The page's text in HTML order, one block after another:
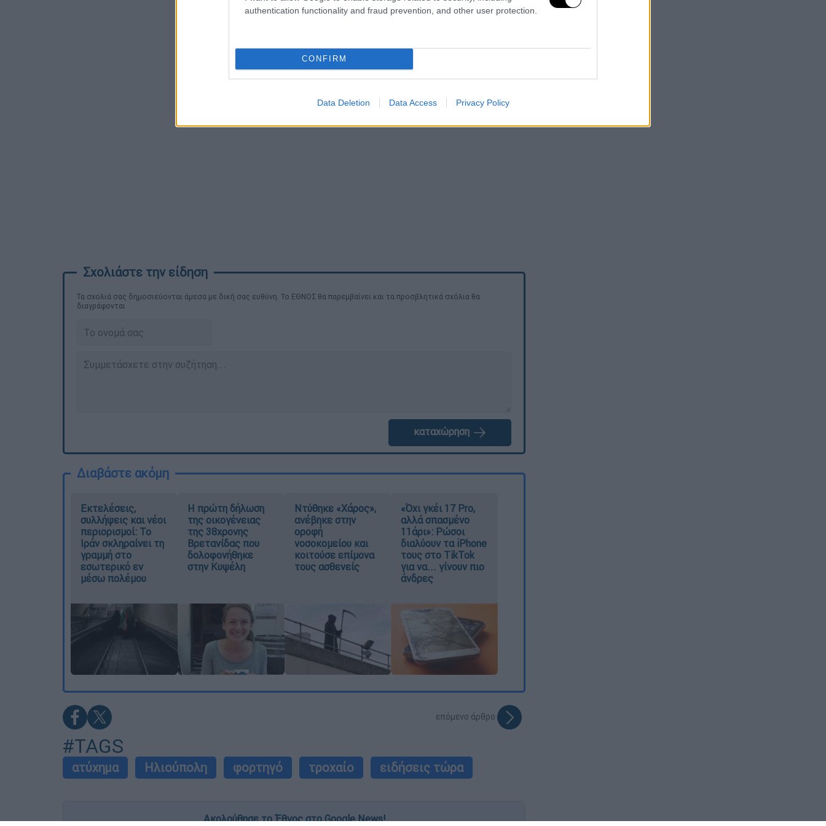
authentication functionality and fraud prevention, and other user protection.
CONFIRM
Data Deletion Data Access Privacy Policy
Τα σχολιά σας δημοσιεύονται άμεσα με δική σας ευθύνη. Το ΕΘΝΟΣ θα παρεμβαίνει και τα προσβλητικά σχόλια θα
διαγράφονται
καταχώρηση
Διαβάστε ακόμη
Εκτελέσεις,
συλλήψεις και νέοι
περιορισμοί: Το
Ιράν σκληραίνει τη
γραμμή στο
εσωτερικό εν
μέσω πολέμου
Η πρώτη δήλωση
της οικογένειας
της 38χρονης
Βρετανίδας που
δολοφονήθηκε
στην Κυψέλη
Ντύθηκε «Χάρος»,
ανέβηκε στην
οροφή
νοσοκομείου και
κοιτούσε επίμονα
τους ασθενείς
«Όχι γκέι 17 Pro,
αλλά σπασμένο
11άρι»: Ρώσοι
διαλύουν τα iPhone
τους στο TikTok
για να... γίνουν πιο
άνδρες
επόμενο άρθρο
#TAGS
ατύχημα Ηλιούπολη φορτηγό τροχαίο ειδήσεις τώρα
Ακολούθησε το Έθνος στο Google News!